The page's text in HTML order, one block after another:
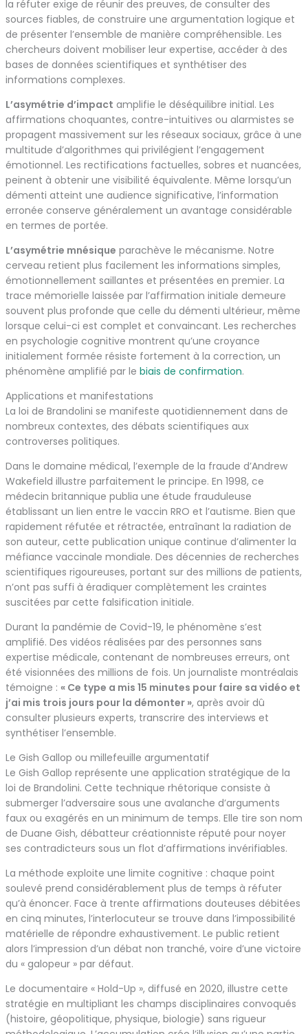
la réfuter exige de réunir des preuves, de consulter des
sources fiables, de construire une argumentation logique et
de présenter l’ensemble de manière compréhensible. Les
chercheurs doivent mobiliser leur expertise, accéder à des
bases de données scientifiques et synthétiser des
informations complexes.
L’asymétrie d’impact amplifie le déséquilibre initial. Les
affirmations choquantes, contre-intuitives ou alarmistes se
propagent massivement sur les réseaux sociaux, grâce à une
multitude d’algorithmes qui privilégient l’engagement
émotionnel. Les rectifications factuelles, sobres et nuancées,
peinent à obtenir une visibilité équivalente. Même lorsqu’un
démenti atteint une audience significative, l’information
erronée conserve généralement un avantage considérable
en termes de portée.
L’asymétrie mnésique parachève le mécanisme. Notre
cerveau retient plus facilement les informations simples,
émotionnellement saillantes et présentées en premier. La
trace mémorielle laissée par l’affirmation initiale demeure
souvent plus profonde que celle du démenti ultérieur, même
lorsque celui-ci est complet et convaincant. Les recherches
en psychologie cognitive montrent qu’une croyance
initialement formée résiste fortement à la correction, un
phénomène amplifié par le biais de confirmation.
Applications et manifestations
La loi de Brandolini se manifeste quotidiennement dans de
nombreux contextes, des débats scientifiques aux
controverses politiques.
Dans le domaine médical, l’exemple de la fraude d’Andrew
Wakefield illustre parfaitement le principe. En 1998, ce
médecin britannique publia une étude frauduleuse
établissant un lien entre le vaccin RRO et l’autisme. Bien que
rapidement réfutée et rétractée, entraînant la radiation de
son auteur, cette publication unique continue d’alimenter la
méfiance vaccinale mondiale. Des décennies de recherches
scientifiques rigoureuses, portant sur des millions de patients,
n’ont pas suffi à éradiquer complètement les craintes
suscitées par cette falsification initiale.
Durant la pandémie de Covid-19, le phénomène s’est
amplifié. Des vidéos réalisées par des personnes sans
expertise médicale, contenant de nombreuses erreurs, ont
été visionnées des millions de fois. Un journaliste montréalais
témoigne : « Ce type a mis 15 minutes pour faire sa vidéo et
j’ai mis trois jours pour la démonter », après avoir dû
consulter plusieurs experts, transcrire des interviews et
synthétiser l’ensemble.
Le Gish Gallop ou millefeuille argumentatif
Le Gish Gallop représente une application stratégique de la
loi de Brandolini. Cette technique rhétorique consiste à
submerger l’adversaire sous une avalanche d’arguments
faux ou exagérés en un minimum de temps. Elle tire son nom
de Duane Gish, débatteur créationniste réputé pour noyer
ses contradicteurs sous un flot d’affirmations invérifiables.
La méthode exploite une limite cognitive : chaque point
soulevé prend considérablement plus de temps à réfuter
qu’à énoncer. Face à trente affirmations douteuses débitées
en cinq minutes, l’interlocuteur se trouve dans l’impossibilité
matérielle de répondre exhaustivement. Le public retient
alors l’impression d’un débat non tranché, voire d’une victoire
du « galopeur » par défaut.
Le documentaire « Hold-Up », diffusé en 2020, illustre cette
stratégie en multipliant les champs disciplinaires convoqués
(histoire, géopolitique, physique, biologie) sans rigueur